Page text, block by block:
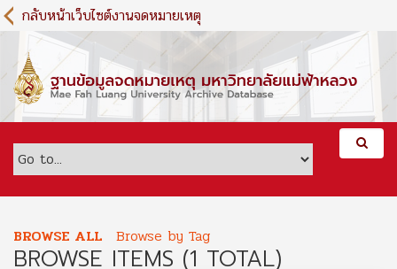
S
k
m
c
กลับหน้าเว็บไซต์งานจดหมายเหตุ
BROWSE ALL Browse by Tag
BROWSE ITEMS (1 TOTAL)